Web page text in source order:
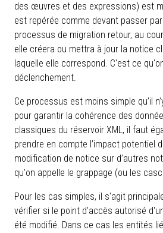
des œuvres et des expressions) est
est repérée comme devant passer
processus de migration retour, au
elle créera ou mettra à jour la notice
laquelle elle correspond. C'est ce
déclenchement.
Ce processus est moins simple qu’il
pour garantir la cohérence des
classiques du réservoir XML, il faut
prendre en compte l’impact potentiel
modification de notice sur d’autres
qu'on appelle le grappage (ou les
Pour les cas simples, il s'agit
vérifier si le point d'accès autorisé
été modifié. Dans ce cas les entités